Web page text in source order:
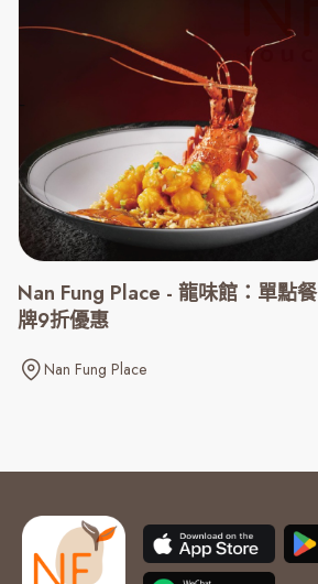
Nan Fung Place - 龍味館：單點餐
牌9折優惠
Nan Fung Place